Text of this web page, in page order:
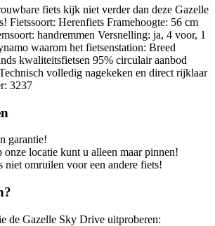
fiets kijk niet verder dan deze Gazelle
Fietssoort: Herenfiets Framehoogte: 56 cm
handremmen Versnelling: ja, 4 voor, 1
waarom het fietsenstation: Breed
kwaliteitsfietsen 95% circulair aanbod
volledig nagekeken en direct rijklaar
3237
garantie!
locatie kunt u alleen maar pinnen!
omruilen voor een andere fiets!
de Gazelle Sky Drive uitproberen: